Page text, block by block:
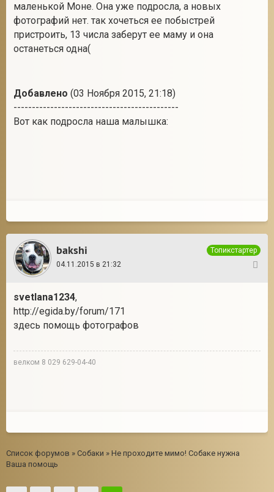
маленькой Моне. Она уже подросла, а новых
фотографий нет. так хочеться ее побыстрей
пристроить, 13 числа заберут ее маму и она
останеться одна(
Добавлено (03 Ноября 2015, 21:18)
---------------------------------------------
Вот как подросла наша малышка:
bakshi
Топикстартер
04.11.2015 в 21:32
svetlana1234,
http://egida.by/forum/171
здесь помощь фотографов
велком 8 029 629-04-40
Список форумов » Собаки » Не проходите мимо! Собаке нужна
Ваша помощь